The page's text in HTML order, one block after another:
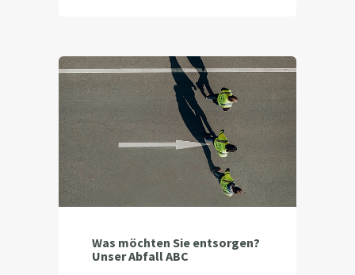
Was möchten Sie entsorgen?
Unser Abfall ABC